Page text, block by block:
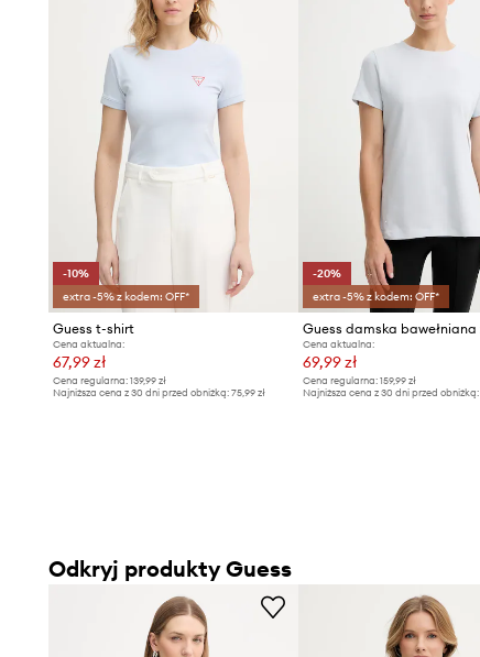
-10%
extra -5% z kodem: OFF*
Guess t-shirt
Cena aktualna:
67,99 zł
Cena regularna: 139,99 zł
Najniższa cena z 30 dni przed obniżką: 75,99 zł
-20%
extra -5% z kodem: OFF*
Cena aktualna:
69,99 zł
Cena regularna:159,99 zł
Najniższa cena z 30 dni przed obniżką:
Odkryj produkty Guess